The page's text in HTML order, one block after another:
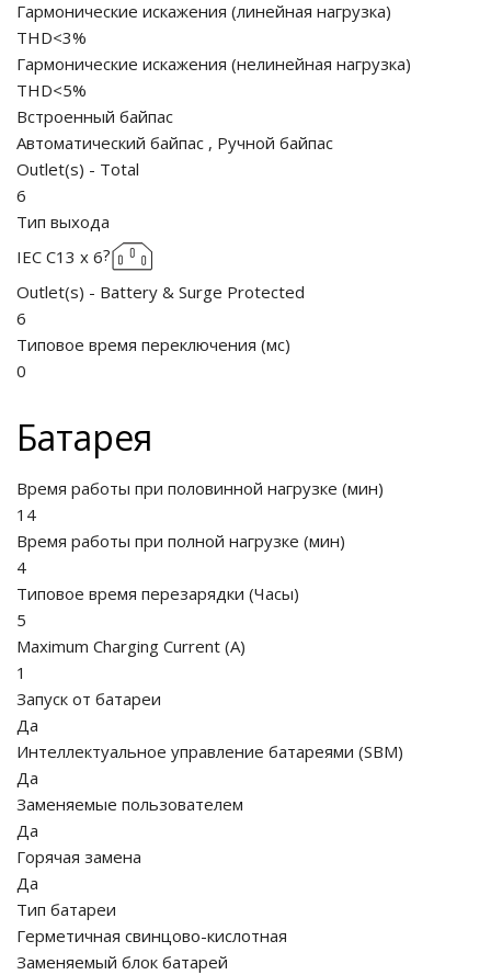
Гармонические искажения (линейная нагрузка)
THD<3%
Гармонические искажения (нелинейная нагрузка)
THD<5%
Встроенный байпас
Автоматический байпас , Ручной байпас
Outlet(s) - Total
6
Тип выхода
IEC C13 x 6?
Outlet(s) - Battery & Surge Protected
6
Типовое время переключения (мс)
0
Батарея
Время работы при половинной нагрузке (мин)
14
Время работы при полной нагрузке (мин)
4
Типовое время перезарядки (Часы)
5
Maximum Charging Current (A)
1
Запуск от батареи
Да
Интеллектуальное управление батареями (SBM)
Да
Заменяемые пользователем
Да
Горячая замена
Да
Тип батареи
Герметичная свинцово-кислотная
Заменяемый блок батарей